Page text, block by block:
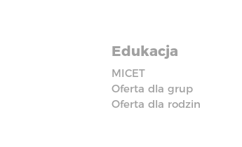
Edukacja
MICET
Oferta dla grup
Oferta dla rodzin